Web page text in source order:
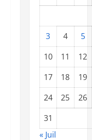
3 4
5
10
11
12
17
18
19
24
25
26
31
« Juil